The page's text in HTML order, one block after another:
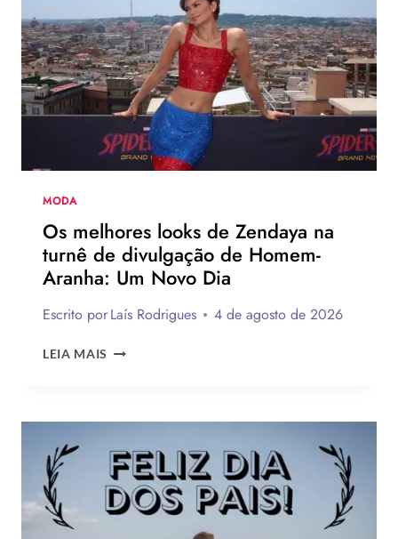
CAMPANHA
DA
LEVI’S
AO
LADO
DE
JOGADOR
DA
NBA
MODA
Os melhores looks de Zendaya na
turnê de divulgação de Homem-
Aranha: Um Novo Dia
Escrito porLaís Rodrigues 4 de agosto de 2026
LEIA MAIS OS
ZENDAYA
TURNÊ
DE
DIVULGAÇÃO
DE